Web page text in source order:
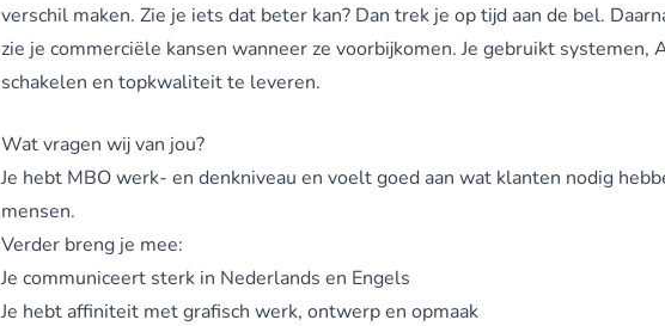
verschil maken. Zie je iets dat beter kan? Dan trek je op tijd aan de bel.
zie je commerciële kansen wanneer ze voorbijkomen. Je gebruikt
schakelen en topkwaliteit te leveren.
Wat vragen wij van jou?
Je hebt MBO werk- en denkniveau en voelt goed aan wat klanten nodig
mensen.
Verder breng je mee:
Je communiceert sterk in Nederlands en Engels
Je hebt affiniteit met grafisch werk, ontwerp en opmaak